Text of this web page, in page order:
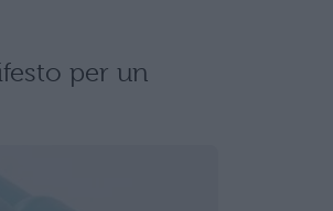
per un